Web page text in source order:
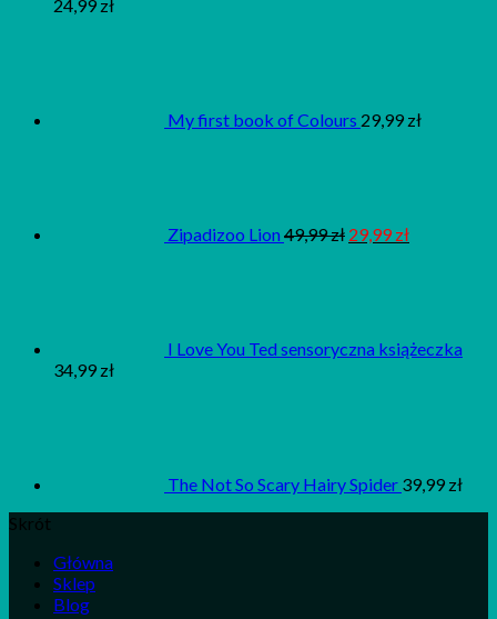
24,99 zł
My first book of Colours 29,99 zł
Zipadizoo Lion49,99zł 29,99zł
I Love You Ted sensoryczna książeczka
34,99 zł
The Not So Scary Hairy Spider 39,99 zł
Skrót
Główna
Sklep
Blog